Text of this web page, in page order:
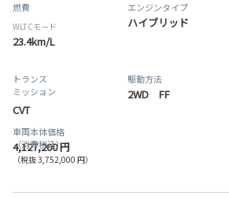
燃費
WLTCモード
23.4km/L
エンジンタイプ
ハイブリッド
トランス
ミッション
CVT
駆動方法
2WD FF
車両本体価格
（消費税込）
4,127,200 円
（税抜 3,752,000 円）